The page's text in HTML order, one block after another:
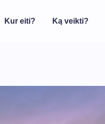
Kur eiti? Ką veikti?